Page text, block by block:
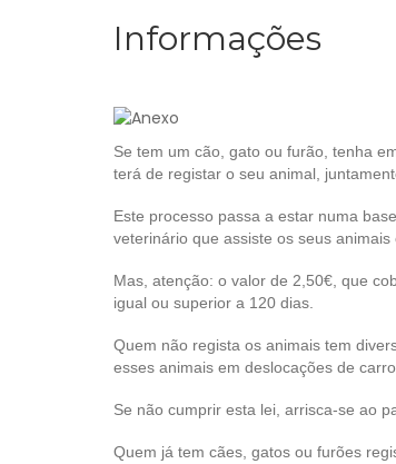
Informações
Se tem um cão, gato ou furão, tenha
terá de registar o seu animal,
Este processo passa a estar numa
veterinário que assiste os seus animais
Mas, atenção: o valor de 2,50€, que
igual ou superior a 120 dias.
Quem não regista os animais tem
esses animais em deslocações de
Se não cumprir esta lei, arrisca-se ao
Quem já tem cães, gatos ou furões